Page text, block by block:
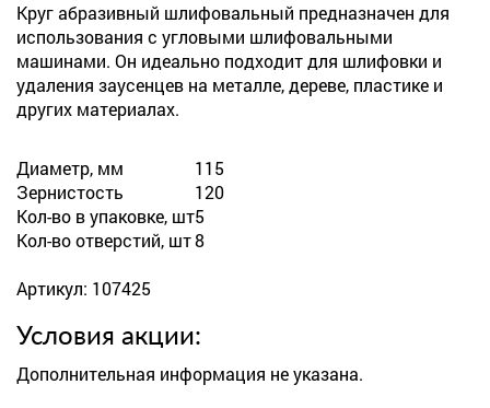
Круг абразивный шлифовальный предназначен для
использования с угловыми шлифовальными
машинами. Он идеально подходит для шлифовки и
удаления заусенцев на металле, дереве, пластике и
других материалах.
Диаметр, мм
115
Зернистость
120
Кол-во в упаковке, шт5
Кол-во отверстий, шт8
Артикул: 107425
Условия акции:
Дополнительная информация не указана.